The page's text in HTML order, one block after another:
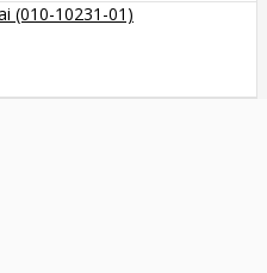
(010-10231-01)